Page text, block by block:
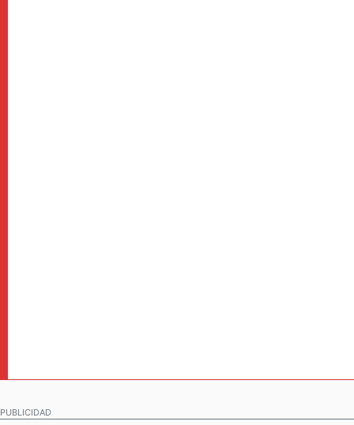
PUBLICIDAD